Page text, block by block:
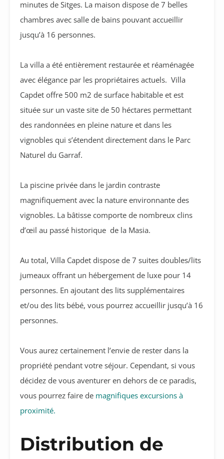
minutes de Sitges. La maison dispose de 7 belles
chambres avec salle de bains pouvant accueillir
jusqu’à 16 personnes.
La villa a été entièrement restaurée et réaménagée
avec élégance par les propriétaires actuels. Villa
Capdet offre 500 m2 de surface habitable et est
située sur un vaste site de 50 héctares permettant
des randonnées en pleine nature et dans les
vignobles qui s’étendent directement dans le Parc
Naturel du Garraf.
La piscine privée dans le jardin contraste
magnifiquement avec la nature environnante des
vignobles. La bâtisse comporte de nombreux clins
d’œil au passé historique de la Masia.
Au total, Villa Capdet dispose de 7 suites doubles/lits
jumeaux offrant un hébergement de luxe pour 14
personnes. En ajoutant des lits supplémentaires
et/ou des lits bébé, vous pourrez accueillir jusqu’à 16
personnes.
Vous aurez certainement l’envie de rester dans la
propriété pendant votre séjour. Cependant, si vous
décidez de vous aventurer en dehors de ce paradis,
vous pourrez faire de magnifiques excursions à
proximité.
Distribution de